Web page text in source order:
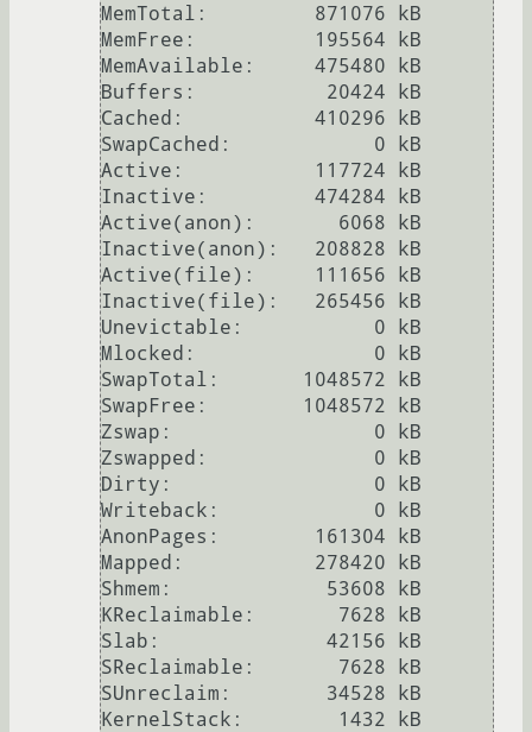
MemTotal:         871076 kB
MemFree:          195564 kB
MemAvailable:     475480 kB
Buffers:           20424 kB
Cached:           410296 kB
SwapCached:            0 kB
Active:           117724 kB
Inactive:         474284 kB
Active(anon):       6068 kB
Inactive(anon):   208828 kB
Active(file):     111656 kB
Inactive(file):   265456 kB
Unevictable:           0 kB
Mlocked:               0 kB
SwapTotal:       1048572 kB
SwapFree:        1048572 kB
Zswap:                 0 kB
Zswapped:              0 kB
Dirty:                 0 kB
Writeback:             0 kB
AnonPages:        161304 kB
Mapped:           278420 kB
Shmem:             53608 kB
KReclaimable:       7628 kB
Slab:              42156 kB
SReclaimable:       7628 kB
SUnreclaim:        34528 kB
KernelStack:        1432 kB